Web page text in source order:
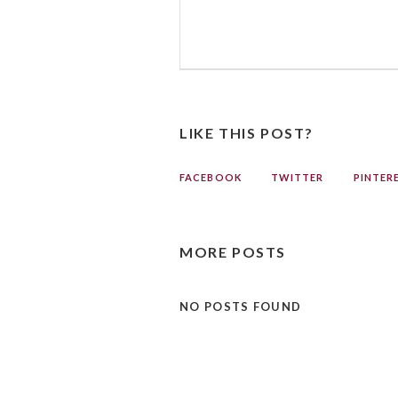
LIKE THIS POST?
FACEBOOK TWITTER
MORE POSTS
NO POSTS FOUND